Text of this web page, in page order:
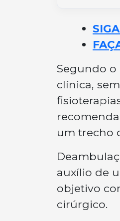
Segundo
clínica,
um trecho
auxílio de
objetivo
cirúrgico.